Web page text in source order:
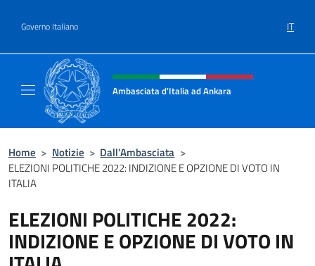
Governo Italiano IT
Intestazione sito, social e menù
Ambasciata d'Italia ad Ankara
Home > Notizie > Dall’Ambasciata >
ELEZIONI POLITICHE 2022: INDIZIONE E OPZIONE DI VOTO IN
ITALIA
ELEZIONI POLITICHE 2022:
INDIZIONE E OPZIONE DI VOTO IN